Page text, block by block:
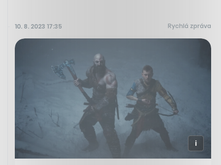
10. 8. 2023 17:35 Rychlá zpráva